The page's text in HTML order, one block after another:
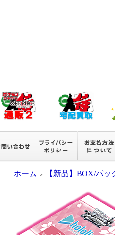
ホーム ＞ 【新品】BOX/パッ